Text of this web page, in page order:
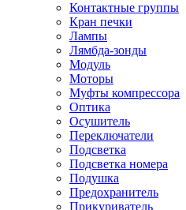
Контактные группы
Кран печки
Лампы
Лямбда-зонды
Модуль
Моторы
Муфты компрессора
Оптика
Осушитель
Переключатели
Подсветка
Подсветка номера
Подушка
Предохранитель
Прикуриватель